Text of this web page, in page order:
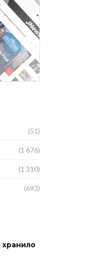
(51)
(1 676)
(1 310)
(693)
хранило